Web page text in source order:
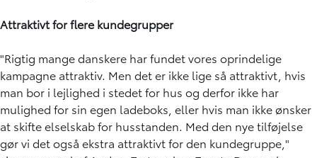
Attraktivt for flere kundegrupper
"Rigtig mange danskere har fundet vores oprindelige
kampagne attraktiv. Men det er ikke lige så attraktivt, hvis
man bor i lejlighed i stedet for hus og derfor ikke har
mulighed for sin egen ladeboks, eller hvis man ikke ønsker
at skifte elselskab for husstanden. Med den nye tilføjelse
gør vi det også ekstra attraktivt for den kundegruppe,"